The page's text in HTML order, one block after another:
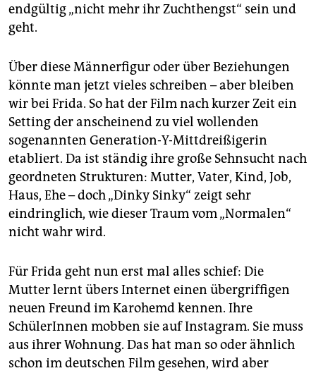
endgültig „nicht mehr ihr Zuchthengst“ sein und
geht.
Über diese Männerfigur oder über Beziehungen
könnte man jetzt vieles schreiben – aber bleiben
wir bei Frida. So hat der Film nach kurzer Zeit ein
Setting der anscheinend zu viel wollenden
sogenannten Generation-Y-Mittdreißigerin
etabliert. Da ist ständig ihre große Sehnsucht nach
geordneten Strukturen: Mutter, Vater, Kind, Job,
Haus, Ehe – doch „Dinky Sinky“ zeigt sehr
eindringlich, wie dieser Traum vom „Normalen“
nicht wahr wird.
Für Frida geht nun erst mal alles schief: Die
Mutter lernt übers Internet einen übergriffigen
neuen Freund im Karohemd kennen. Ihre
SchülerInnen mobben sie auf Instagram. Sie muss
aus ihrer Wohnung. Das hat man so oder ähnlich
schon im deutschen Film gesehen, wird aber